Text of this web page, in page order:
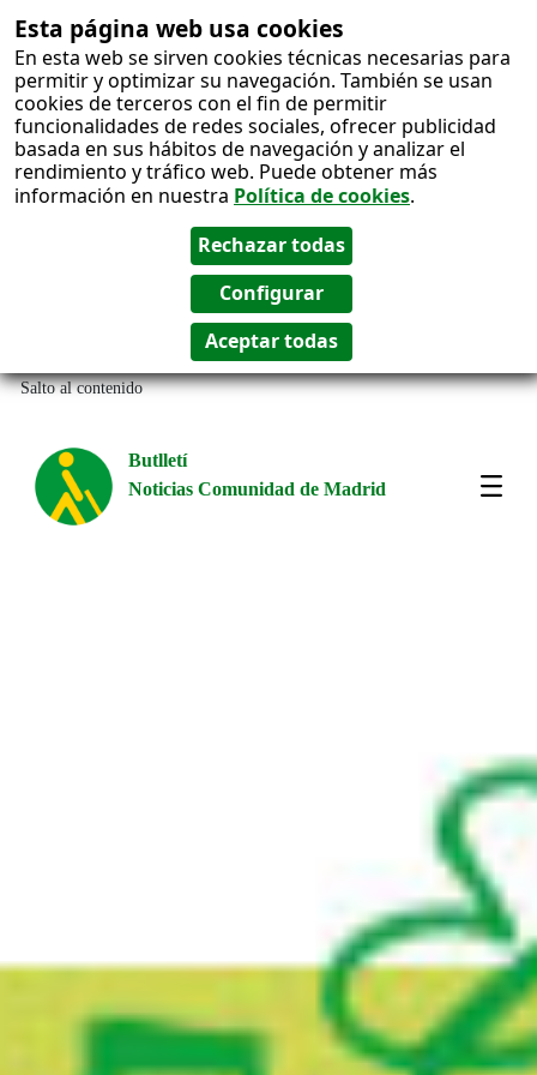
Esta página web usa cookies
En esta web se sirven cookies técnicas necesarias para
permitir y optimizar su navegación. También se usan
cookies de terceros con el fin de permitir
funcionalidades de redes sociales, ofrecer publicidad
basada en sus hábitos de navegación y analizar el
rendimiento y tráfico web. Puede obtener más
información en nuestra Política de cookies.
Salto al contenido
Butlletí
Noticias Comunidad de Madrid